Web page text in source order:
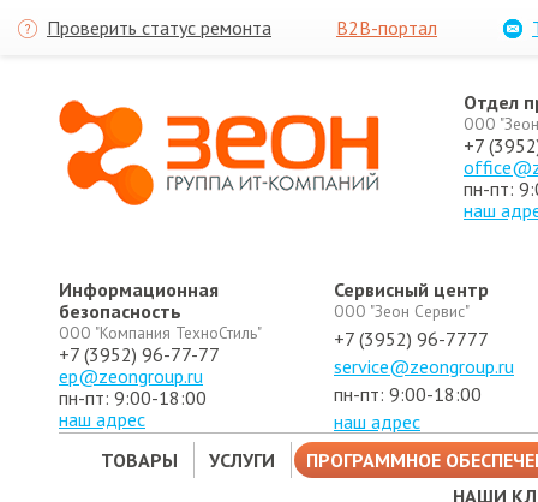
Проверить статус ремонта B2B-портал
Отдел
ООО
+7
пн-пт:
наш
Информационная
безопасность
ООО "Компания ТехноСтиль"
+7 (3952) 96-77-77
ep@zeongroup.ru
пн-пт: 9:00-18:00
наш адрес
Сервисный центр
ООО "Зеон Сервис"
+7 (3952) 96-7777
service@zeongroup.ru
пн-пт: 9:00-18:00
наш адрес
ТОВАРЫ
УСЛУГИ
ПРОГРАММНОЕ
НАШИ